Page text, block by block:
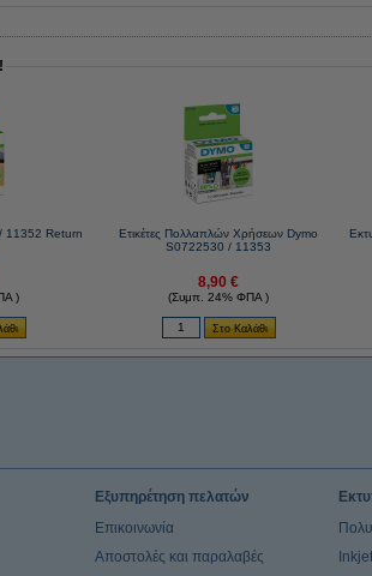
/ 11352 Return
)
Ετικέτες Πολλαπλών Χρήσεων Dymo
S0722530 / 11353
8,90 €
(Συμπ. 24% ΦΠΑ )
Εξυπηρέτηση πελατών
Επικοινωνία
Αποστολές και παραλαβές